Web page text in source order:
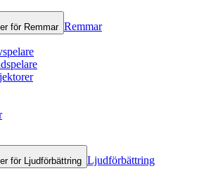
för Remmar Remmar
för Ljudförbättring Ljudförbättring